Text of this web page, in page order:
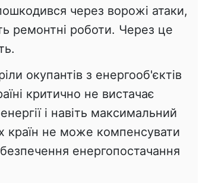
через ворожі атаки,
ремонтні роботи. Через це
окупантів з енергооб'єктів
критично не вистачає
і навіть максимальний
країн не може компенсувати
енергопостачання